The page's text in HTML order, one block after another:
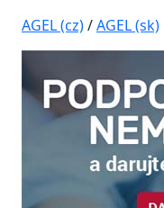
AGEL (cz)/AGEL (sk)